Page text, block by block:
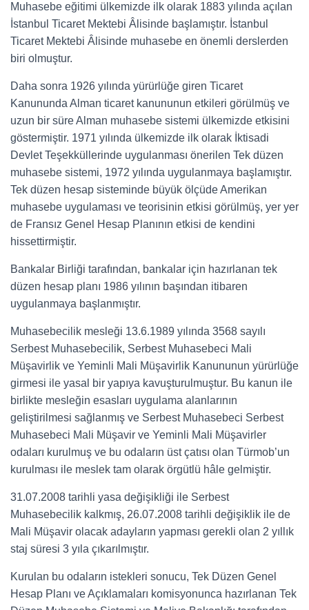
Muhasebe eğitimi ülkemizde ilk olarak 1883 yılında açılan
İstanbul Ticaret Mektebi Âlisinde başlamıştır. İstanbul
Ticaret Mektebi Âlisinde muhasebe en önemli derslerden
biri olmuştur.
Daha sonra 1926 yılında yürürlüğe giren Ticaret
Kanununda Alman ticaret kanununun etkileri görülmüş ve
uzun bir süre Alman muhasebe sistemi ülkemizde etkisini
göstermiştir. 1971 yılında ülkemizde ilk olarak İktisadi
Devlet Teşekküllerinde uygulanması önerilen Tek düzen
muhasebe sistemi, 1972 yılında uygulanmaya başlamıştır.
Tek düzen hesap sisteminde büyük ölçüde Amerikan
muhasebe uygulaması ve teorisinin etkisi görülmüş, yer yer
de Fransız Genel Hesap Planının etkisi de kendini
hissettirmiştir.
Bankalar Birliği tarafından, bankalar için hazırlanan tek
düzen hesap planı 1986 yılının başından itibaren
uygulanmaya başlanmıştır.
Muhasebecilik mesleği 13.6.1989 yılında 3568 sayılı
Serbest Muhasebecilik, Serbest Muhasebeci Mali
Müşavirlik ve Yeminli Mali Müşavirlik Kanununun yürürlüğe
girmesi ile yasal bir yapıya kavuşturulmuştur. Bu kanun ile
birlikte mesleğin esasları uygulama alanlarının
geliştirilmesi sağlanmış ve Serbest Muhasebeci Serbest
Muhasebeci Mali Müşavir ve Yeminli Mali Müşavirler
odaları kurulmuş ve bu odaların üst çatısı olan Türmob’un
kurulması ile meslek tam olarak örgütlü hâle gelmiştir.
31.07.2008 tarihli yasa değişikliği ile Serbest
Muhasebecilik kalkmış, 26.07.2008 tarihli değişiklik ile de
Mali Müşavir olacak adayların yapması gerekli olan 2 yıllık
staj süresi 3 yıla çıkarılmıştır.
Kurulan bu odaların istekleri sonucu, Tek Düzen Genel
Hesap Planı ve Açıklamaları komisyonunca hazırlanan Tek